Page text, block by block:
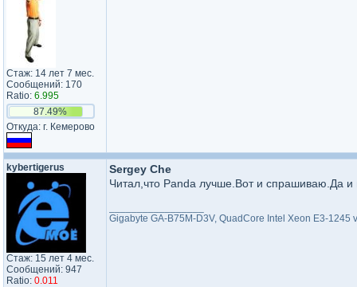
Стаж: 14 лет 7 мес.
Сообщений: 170
Ratio: 6.995
87.49%
Откуда: г. Кемерово
kybertigerus
Стаж: 15 лет 4 мес.
Сообщений: 947
Ratio: 0.011
Sergey Che
Читал,что Panda лучше.Вот и спрашиваю.Да и
Gigabyte GA-B75M-D3V, QuadCore Intel Xeon E3-